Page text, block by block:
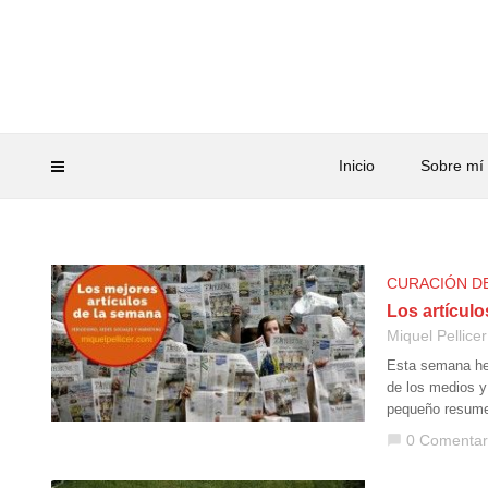
Inicio Sobre mí
CURACIÓN
Los
Miquel Pellicer
Esta semana
de los medios
pequeño
chat_bubble 0